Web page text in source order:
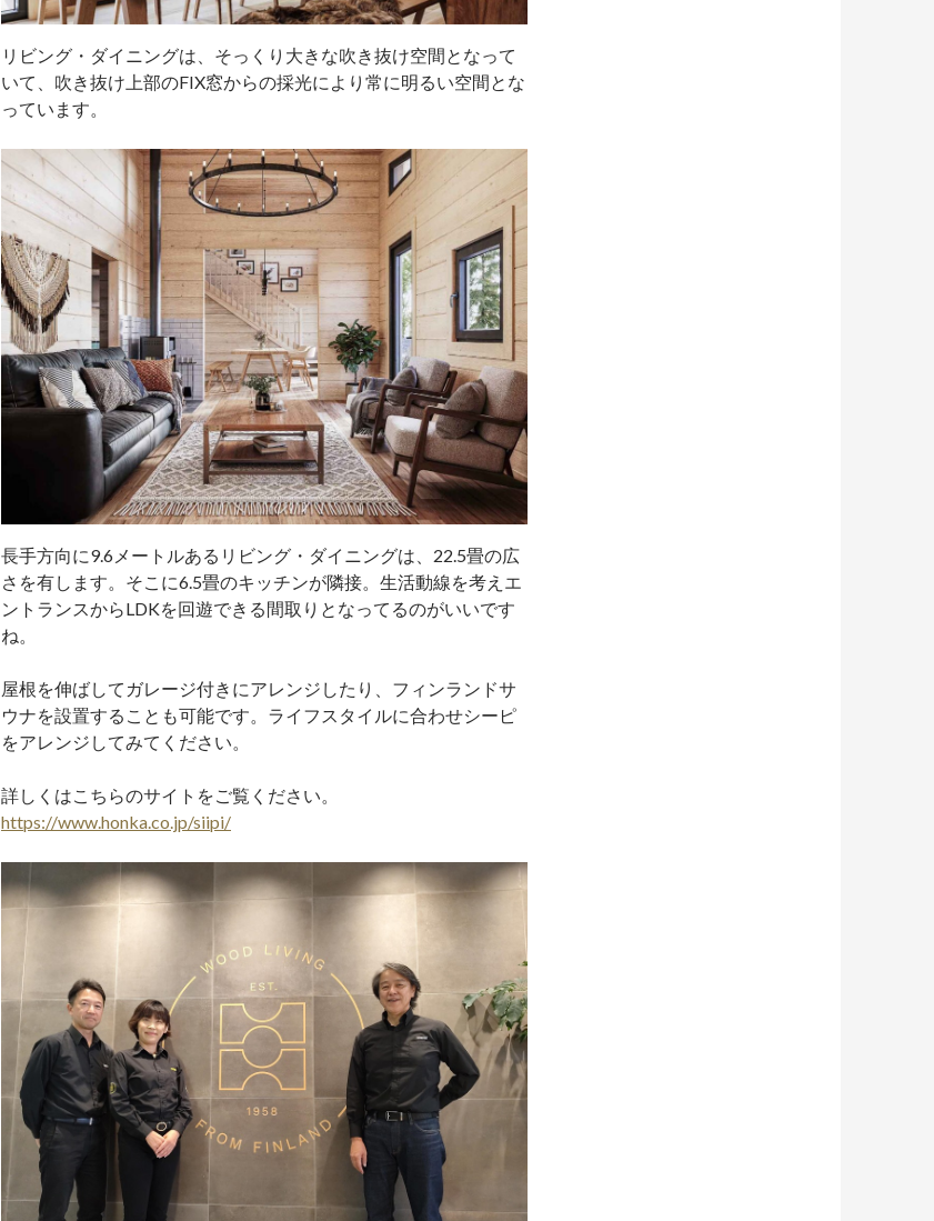
リビング・ダイニングは、そっくり大きな吹き抜け空間となって
いて、吹き抜け上部のFIX窓からの採光により常に明るい空間とな
っています。
長手方向に9.6メートルあるリビング・ダイニングは、22.5畳の広
さを有します。そこに6.5畳のキッチンが隣接。生活動線を考えエ
ントランスからLDKを回遊できる間取りとなってるのがいいです
ね。
屋根を伸ばしてガレージ付きにアレンジしたり、フィンランドサ
ウナを設置することも可能です。ライフスタイルに合わせシーピ
をアレンジしてみてください。
詳しくはこちらのサイトをご覧ください。
https://www.honka.co.jp/siipi/